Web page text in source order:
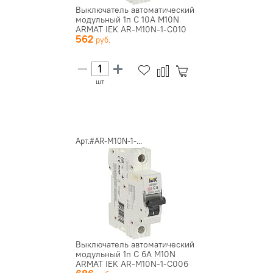
Выключатель автоматический
модульный 1п C 10А M10N
ARMAT IEK AR-M10N-1-C010
562
шт
Арт.#AR-M10N-1-...
Выключатель автоматический
модульный 1п C 6А M10N
ARMAT IEK AR-M10N-1-C006